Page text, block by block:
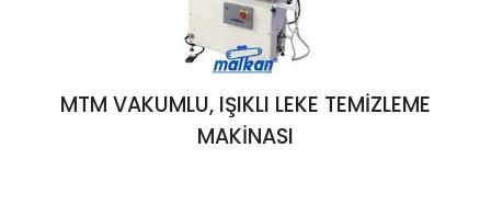
MTM VAKUMLU, IŞIKLI LEKE TEMİZLEME
MAKİNASI